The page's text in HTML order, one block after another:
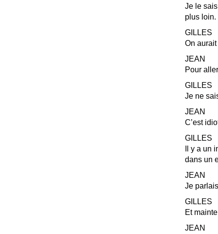
Je le
plus loin.
GILLES
On
JEAN
Pour
GILLES
Je ne
JEAN
C’est
GILLES
Il y a un
dans un
JEAN
Je
GILLES
Et
JEAN